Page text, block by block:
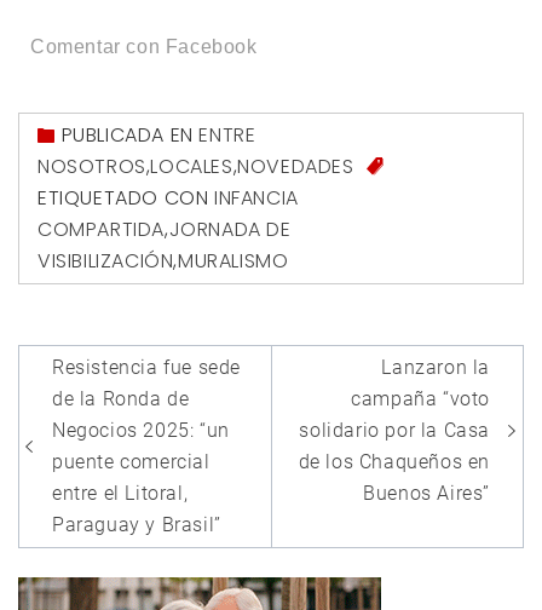
Comentar con Facebook
PUBLICADA ENENTRE
NOSOTROS,LOCALES,NOVEDADES
ETIQUETADO CON INFANCIA
COMPARTIDA,JORNADA DE
VISIBILIZACIÓN,MURALISMO
Navegación
de
entradas
Resistencia fue sede
de la Ronda de
Negocios 2025: “un
puente comercial
entre el Litoral,
Paraguay y Brasil”
Lanzaron la
campaña “voto
solidario por la Casa
de los Chaqueños en
Buenos Aires”